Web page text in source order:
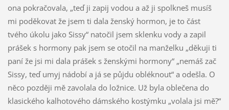
ona pokračovala, „teď ji zapij vodou a až ji spolkneš musíš
mi poděkovat že jsem ti dala ženský hormon, je to část
tvého úkolu jako Sissy“ natočil jsem sklenku vody a zapil
prášek s hormony pak jsem se otočil na manželku „děkuji ti
paní že jsi mi dala prášek s ženskými hormony“ „nemáš zač
Sissy, teď umyj nádobí a já se půjdu obléknout“ a odešla. O
něco později mě zavolala do ložnice. Už byla oblečena do
klasického kalhotového dámského kostýmku „volala jsi mě?“